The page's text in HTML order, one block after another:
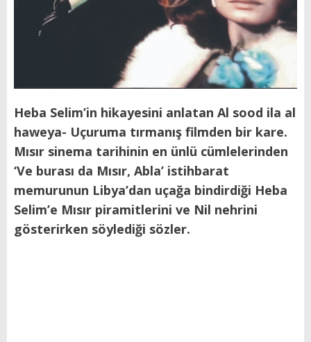
Heba Selim’in hikayesini anlatan Al sood ila al
haweya- Uçuruma tırmanış filmden bir kare.
Mısır sinema tarihinin en ünlü cümlelerinden
‘Ve burası da Mısır, Abla’ istihbarat
memurunun Libya’dan uçağa bindirdiği Heba
Selim’e Mısır piramitlerini ve Nil nehrini
gösterirken söylediği sözler.